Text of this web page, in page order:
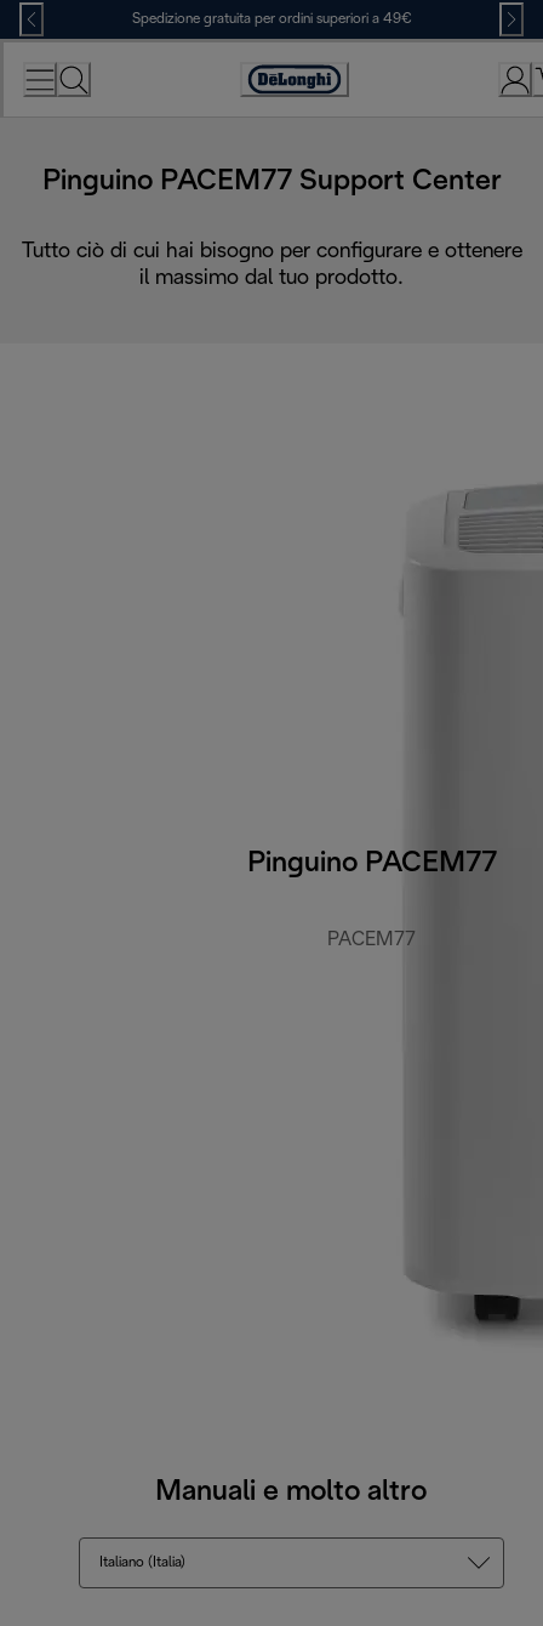
Skip
to
Content
Spedizione gratuita per ordini superiori a 49€
Accessibility
Pinguino PACEM77 Support Center
Tutto ciò di cui hai bisogno per configurare e ottenere
il massimo dal tuo prodotto.
Pinguino PACEM77
PACEM77
Manuali e molto altro
Italiano (Italia)